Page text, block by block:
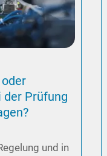
der Prüfung
und in